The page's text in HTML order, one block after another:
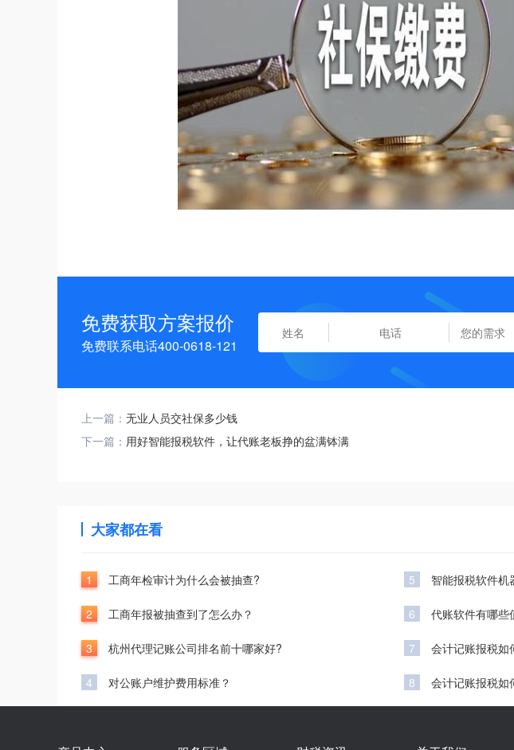
免费获取方案报价
免费联系电话400-0618-121
上一篇： 无业人员交社保多少钱
下一篇： 用好智能报税软件，让代账老板挣的盆满钵满
大家都在看
1 工商年检审计为什么会被抽查?
2 工商年报被抽查到了怎么办？
3 杭州代理记账公司排名前十哪家好?
4 对公账户维护费用标准？
5 智能报税软件
6 代账软件有哪些
7 会计记账报税如
8 会计记账报税如